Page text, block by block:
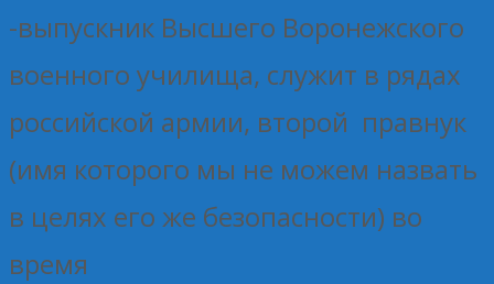
-выпускник Высшего Воронежского
военного училища, служит в рядах
российской армии, второй правнук
(имя которого мы не можем назвать
в целях его же безопасности) во
время